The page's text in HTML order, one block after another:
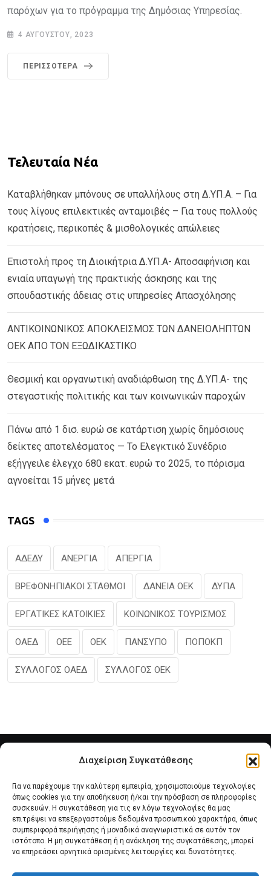
Διαχείριση Συγκατάθεσης
Για να παρέχουμε την καλύτερη εμπειρία, χρησιμοποιούμε τεχνολογίες
όπως cookies για την αποθήκευση ή/και την πρόσβαση σε πληροφορίες
συσκευών. Η συγκατάθεση για τις εν λόγω τεχνολογίες θα μας
επιτρέψει να επεξεργαστούμε δεδομένα προσωπικού χαρακτήρα, όπως
συμπεριφορά περιήγησης ή μοναδικά αναγνωριστικά σε αυτόν τον
ιστότοπο. Η μη συγκατάθεση ή η ανάκληση της συγκατάθεσης, μπορεί
να επηρεάσει αρνητικά ορισμένες λειτουργίες και δυνατότητες.
παρόχων για το πρόγραμμα της Δημόσιας Υπηρεσίας.
4 ΑΥΓΟΎΣΤΟΥ, 2023
ΠΕΡΙΣΣΌΤΕΡΑ
Τελευταία Νέα
Καταβλήθηκαν μπόνους σε υπαλλήλους στη Δ.ΥΠ.Α. – Για
τους λίγους επιλεκτικές ανταμοιβές – Για τους πολλούς
κρατήσεις, περικοπές & μισθολογικές απώλειες
Επιστολή προς τη Διοικήτρια Δ.ΥΠ.Α- Αποσαφήνιση και
ενιαία υπαγωγή της πρακτικής άσκησης και της
σπουδαστικής άδειας στις υπηρεσίες Απασχόλησης
ΑΝΤΙΚΟΙΝΩΝΙΚΟΣ ΑΠΟΚΛΕΙΣΜΟΣ ΤΩΝ ΔΑΝΕΙΟΛΗΠΤΩΝ
ΟΕΚ ΑΠΟ ΤΟΝ ΕΞΩΔΙΚΑΣΤΙΚΟ
Θεσμική και οργανωτική αναδιάρθωση της Δ.ΥΠ.Α- της
στεγαστικής πολιτικής και των κοινωνικών παροχών
Πάνω από 1 δισ. ευρώ σε κατάρτιση χωρίς δημόσιους
δείκτες αποτελέσματος — Το Ελεγκτικό Συνέδριο
εξήγγειλε έλεγχο 680 εκατ. ευρώ το 2025, το πόρισμα
αγνοείται 15 μήνες μετά
TAGS
ΑΔΕΔΥ ΑΝΕΡΓΙΑ ΑΠΕΡΓΙΑ
ΒΡΕΦΟΝΗΠΙΑΚΟΙ ΣΤΑΘΜΟΙ ΔΑΝΕΙΑ ΟΕΚ ΔΥΠΑ
ΕΡΓΑΤΙΚΕΣ ΚΑΤΟΙΚΙΕΣ ΚΟΙΝΩΝΙΚΟΣ ΤΟΥΡΙΣΜΟΣ
ΟΑΕΔ ΟΕΕ ΟΕΚ ΠΑΝΣΥΠΟ ΠΟΠΟΚΠ
ΣΥΛΛΟΓΟΣ ΟΑΕΔ ΣΥΛΛΟΓΟΣ ΟΕΚ
Αρχική Νέα του Συλλόγου Θέματα e-Magazino